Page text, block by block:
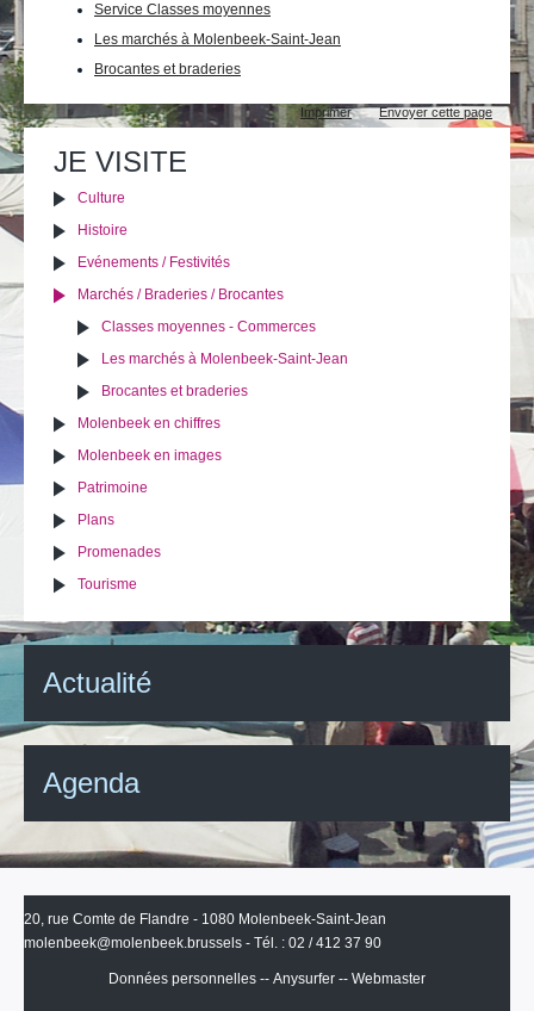
Publications
E-guichet / Prendre RDV
Actualités
Service Classes moyennes
Les marchés à Molenbeek-Saint-Jean
Brocantes et braderies
sur
Imprimer Envoyer cette page
JE VISITE
Culture
Histoire
Evénements / Festivités
Marchés / Braderies / Brocantes
Classes moyennes - Commerces
Les marchés à Molenbeek-Saint-Jean
Brocantes et braderies
Molenbeek en chiffres
Molenbeek en images
Patrimoine
Plans
Promenades
Tourisme
Actualité
Agenda
20, rue Comte de Flandre - 1080 Molenbeek-Saint-Jean
molenbeek@molenbeek.brussels - Tél. : 02 / 412 37 90
Données personnelles -- Anysurfer -- Webmaster